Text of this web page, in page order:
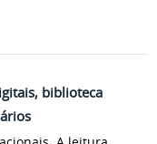
biblioteca